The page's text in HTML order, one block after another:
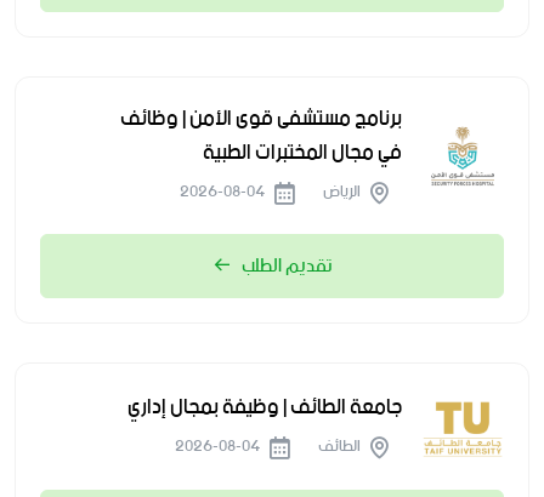
برنامج مستشفى قوى الأمن | وظائف
في مجال المختبرات الطبية
الرياض
تقديم الطلب
جامعة الطائف | وظيفة بمجال إداري
الطائف